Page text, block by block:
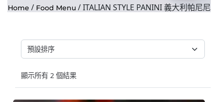
Home / Food Menu/ ITALIAN STYLE PANINI 義大利帕尼尼
顯示所有 2 個結果